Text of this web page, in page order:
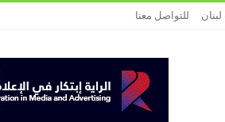
للتواصل معنا